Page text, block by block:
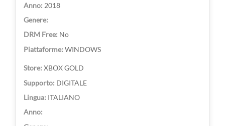
2018
No
WINDOWS
XBOX GOLD
DIGITALE
ITALIANO